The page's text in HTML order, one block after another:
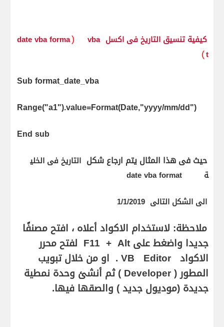
كيفية تنسيق التاريخ فى اكسل vba
(
date vba forma
t
)
Sub format_date_vba
Range("a1").value=Format(Date,"yyyy/mm/dd")
End sub
حيث فى هذا المثال يتم ارجاع شكل التاريخ فى الخلي
ة
date vba format
الى الشكل التالى 1/1/2019
ملاحظة: لاستخدام الاكواد أعلاه ، افتح مصنفًا
جديدا واضغط علىAlt
+
F11 لفتح محرر
الاكواد Editor
VB. او من خلال تبويب
المطور (Developer) ثم أنشئ وحدة نمطية
جديدة (موديول جديد ) والصقها فيها.